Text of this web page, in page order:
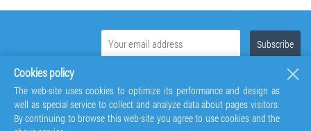
Cookies policy
The web-site uses cookies to optimize its performance and design as
well as special service to collect and analyze data about pages visitors.
By continuing to browse this web-site you agree to use cookies and the